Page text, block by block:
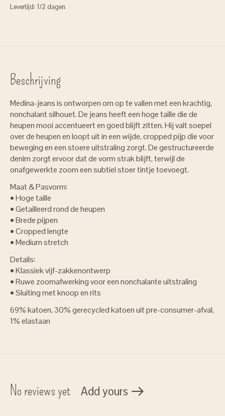
Levertijd: 1/2 dagen
Beschrijving
Medina-jeans is ontworpen om op te vallen met een krachtig,
nonchalant silhouet. De jeans heeft een hoge taille die de
heupen mooi accentueert en goed blijft zitten. Hij valt soepel
over de heupen en loopt uit in een wijde, cropped pijp die voor
beweging en een stoere uitstraling zorgt. De gestructureerde
denim zorgt ervoor dat de vorm strak blijft, terwijl de
onafgewerkte zoom een subtiel stoer tintje toevoegt.
Maat & Pasvorm:
• Hoge taille
• Getailleerd rond de heupen
• Brede pijpen
• Cropped lengte
• Medium stretch
Details:
• Klassiek vijf-zakkenontwerp
• Ruwe zoomafwerking voor een nonchalante uitstraling
• Sluiting met knoop en rits
69% katoen, 30% gerecycled katoen uit pre-consumer-afval,
1% elastaan
No reviews yet Add yours